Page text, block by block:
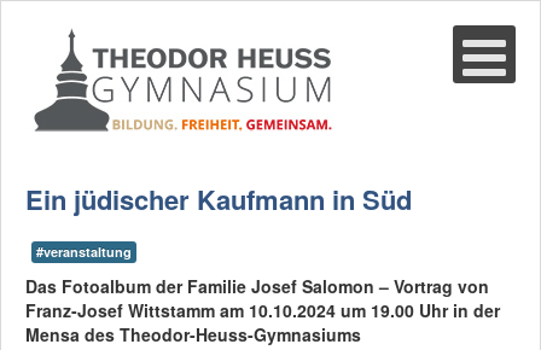
Ein jüdischer Kaufmann in Süd
#veranstaltung
Das Fotoalbum der Familie Josef Salomon – Vortrag von
Franz-Josef Wittstamm am 10.10.2024 um 19.00 Uhr in der
Mensa des Theodor-Heuss-Gymnasiums